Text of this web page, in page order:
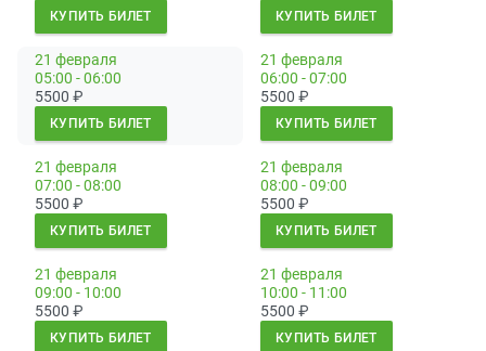
КУПИТЬ БИЛЕТ КУПИТЬ БИЛЕТ
21 февраля
05:00 - 06:00
5500 ₽
КУПИТЬ БИЛЕТ
21 февраля
06:00 - 07:00
5500 ₽
КУПИТЬ БИЛЕТ
21 февраля
07:00 - 08:00
5500 ₽
КУПИТЬ БИЛЕТ
21 февраля
08:00 - 09:00
5500 ₽
КУПИТЬ БИЛЕТ
21 февраля
09:00 - 10:00
5500 ₽
КУПИТЬ БИЛЕТ
21 февраля
10:00 - 11:00
5500 ₽
КУПИТЬ БИЛЕТ